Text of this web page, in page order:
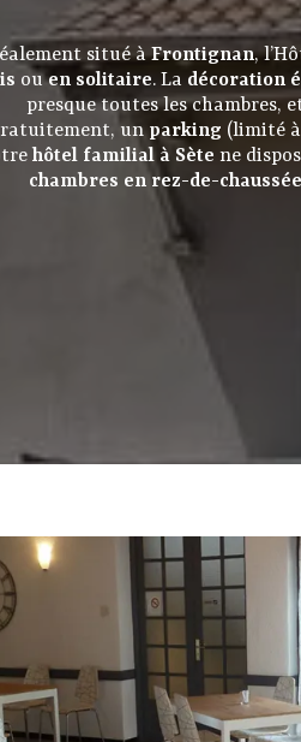
situé àFrontignan,
ouen solitaire. La décoration
presque toutes les chambres,
unparking (limité à
hôtel familial à Sète ne
chambres en rez-de-chaussée